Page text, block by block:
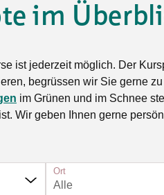
Unterstützung
Natur, Kultur
Spiel
und Singen
Stadt
im
ist jederzeit möglich. Der
begrüssen wir Sie gerne
im Grünen und im Schnee
Wir geben Ihnen gerne
Ort
Alle